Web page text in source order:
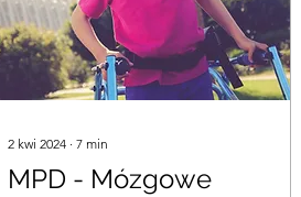
2 kwi 2024 ∙ 7 min
MPD - Mózgowe